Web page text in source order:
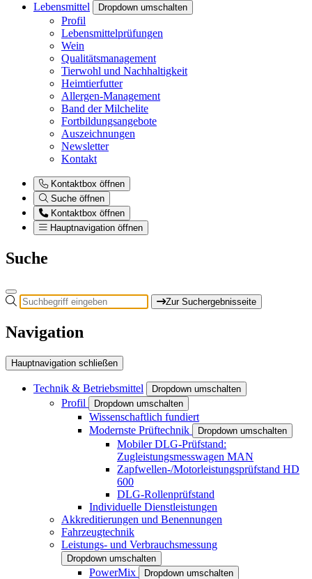
Lebensmittel
Dropdown umschalten
Profil
Lebensmittelprüfungen
Wein
Qualitätsmanagement
Tierwohl und Nachhaltigkeit
Heimtierfutter
Allergen-Management
Band der Milchelite
Fortbildungsangebote
Auszeichnungen
Newsletter
Kontakt
Kontaktbox öffnen
Suche öffnen
Kontaktbox öffnen
Hauptnavigation öffnen
Suche
Zur Suchergebnisseite
Navigation
Hauptnavigation schließen
Technik & Betriebsmittel Dropdown umschalten
Profil Dropdown umschalten
Wissenschaftlich fundiert
Modernste Prüftechnik
Dropdown umschalten
Mobiler DLG-Prüfstand:
Zugleistungsmesswagen MAN
Zapfwellen-/Motorleistungsprüfstand HD
600
DLG-Rollenprüfstand
Individuelle Dienstleistungen
Akkreditierungen und Benennungen
Fahrzeugtechnik
Leistungs- und Verbrauchsmessung
Dropdown umschalten
PowerMix Dropdown umschalten